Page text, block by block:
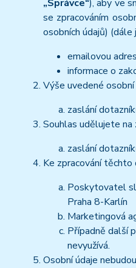
„Správce“), aby ve
se zpracováním
osobních údajů) (dále
emailovou
informace o
Výše uvedené
zaslání
Souhlas udělujete na
zaslání
Ke zpracování
Poskytovatel
Praha 8-Karlín
Marketingová
Případně další
nevyužívá.
Osobní údaje